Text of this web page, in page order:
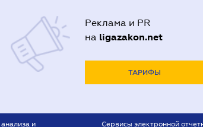
Реклама и PR
на ligazakon.net
ТАРИФЫ
и Сервисы электронной